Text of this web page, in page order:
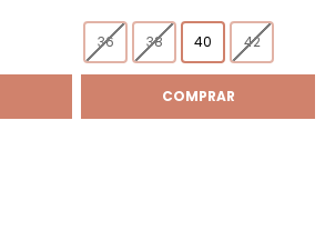
36 38 40 42
COMPRAR